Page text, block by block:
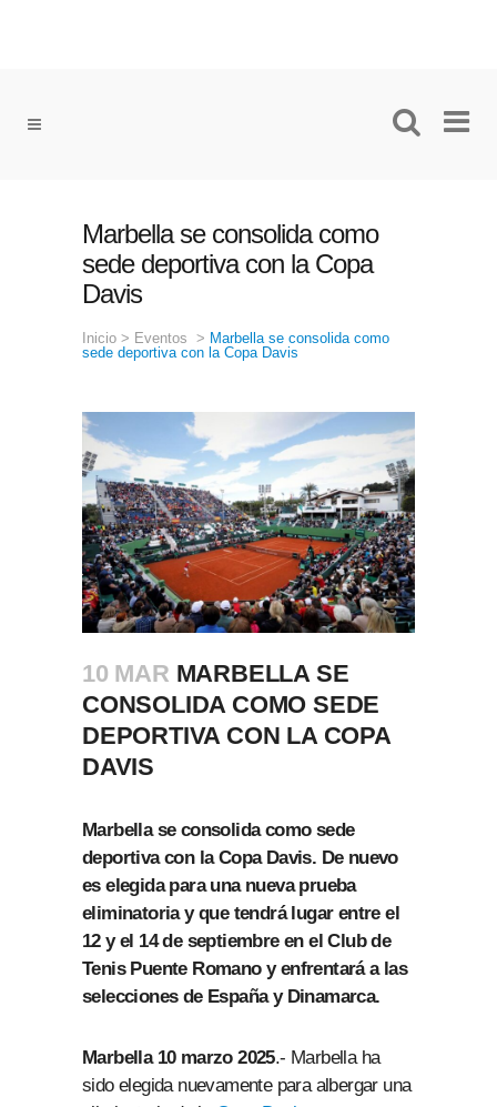
Marbella se consolida como
sede deportiva con la Copa
Davis
Inicio > Eventos > Marbella se consolida como
sede deportiva con la Copa Davis
10 MAR MARBELLA SE
CONSOLIDA COMO SEDE
DEPORTIVA CON LA COPA
DAVIS
Marbella se consolida como sede
deportiva con la Copa Davis. De nuevo
es elegida para una nueva prueba
eliminatoria y que tendrá lugar entre el
12 y el 14 de septiembre en el Club de
Tenis Puente Romano y enfrentará a las
selecciones de España y Dinamarca.
Marbella 10 marzo 2025.- Marbella ha
sido elegida nuevamente para albergar una